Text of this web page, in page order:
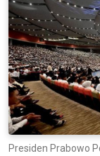
Presiden Prabowo